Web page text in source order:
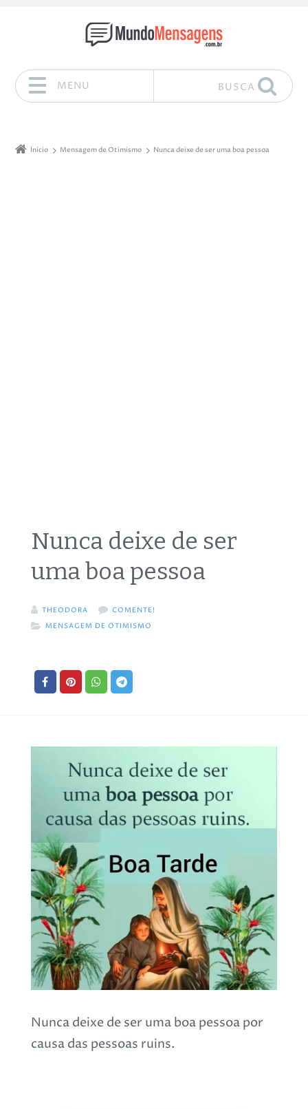
MENU BUSCA
Início Mensagem de Otimismo Nunca deixe de ser uma boa pessoa
Nunca deixe de ser
uma boa pessoa
THEODORA
COMENTE!
MENSAGEM DE OTIMISMO
Nunca deixe de ser uma boa pessoa por
causa das pessoas ruins.